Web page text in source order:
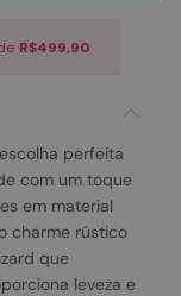
R$499,90
perfeita
com um toque
em material
charme rústico
que
leveza e